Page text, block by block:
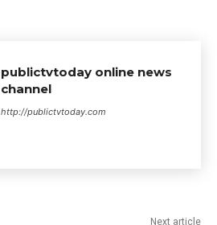
publictvtoday online news
channel
http://publictvtoday.com
Next article